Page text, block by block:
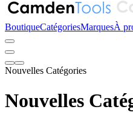
BoutiqueCatégoriesMarquesÀ
Nouvelles Catégories
Nouvelles